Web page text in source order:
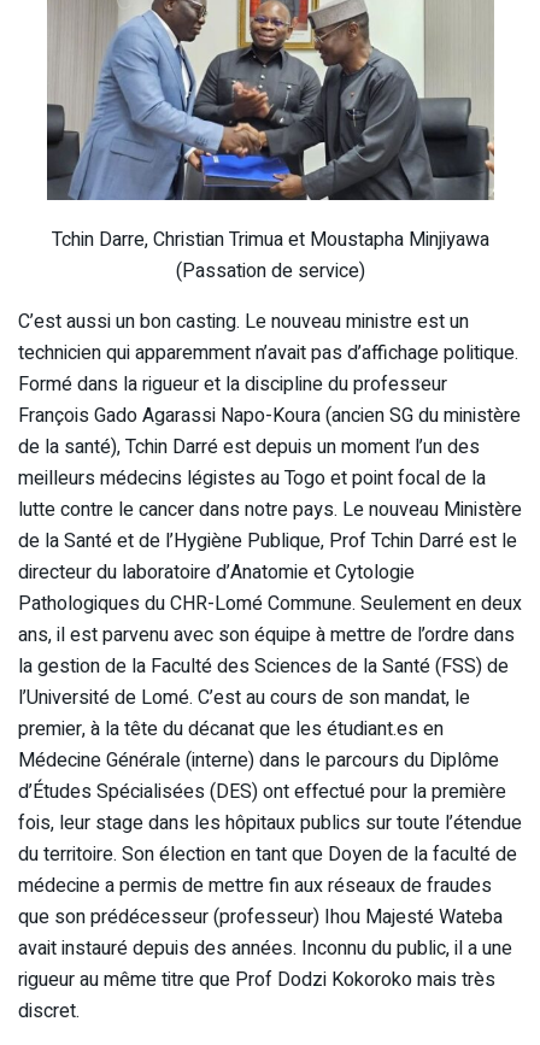
Tchin Darre, Christian Trimua et Moustapha Minjiyawa
(Passation de service)
C’est aussi un bon casting. Le nouveau ministre est un
technicien qui apparemment n’avait pas d’affichage politique.
Formé dans la rigueur et la discipline du professeur
François Gado Agarassi Napo-Koura (ancien SG du ministère
de la santé), Tchin Darré est depuis un moment l’un des
meilleurs médecins légistes au Togo et point focal de la
lutte contre le cancer dans notre pays. Le nouveau Ministère
de la Santé et de l’Hygiène Publique, Prof Tchin Darré est le
directeur du laboratoire d’Anatomie et Cytologie
Pathologiques du CHR-Lomé Commune. Seulement en deux
ans, il est parvenu avec son équipe à mettre de l’ordre dans
la gestion de la Faculté des Sciences de la Santé (FSS) de
l’Université de Lomé. C’est au cours de son mandat, le
premier, à la tête du décanat que les étudiant.es en
Médecine Générale (interne) dans le parcours du Diplôme
d’Études Spécialisées (DES) ont effectué pour la première
fois, leur stage dans les hôpitaux publics sur toute l’étendue
du territoire. Son élection en tant que Doyen de la faculté de
médecine a permis de mettre fin aux réseaux de fraudes
que son prédécesseur (professeur) Ihou Majesté Wateba
avait instauré depuis des années. Inconnu du public, il a une
rigueur au même titre que Prof Dodzi Kokoroko mais très
discret.